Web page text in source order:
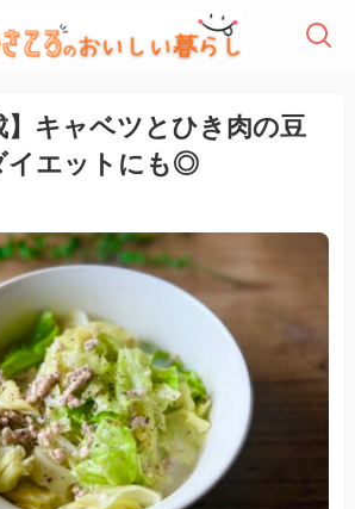
】キャベツとひき肉の豆
イエットにも◎